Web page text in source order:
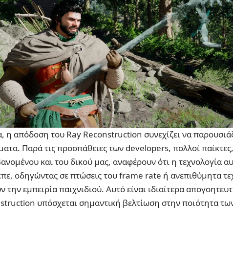
η απόδοση του Ray Reconstruction συνεχίζει να
Παρά τις προσπάθειες των developers, πολλοί παίκτες,
και του δικού μας, αναφέρουν ότι η τεχνολογία
οδηγώντας σε πτώσεις του frame rate ή ανεπιθύμητα
την εμπειρία παιχνιδιού. Αυτό είναι ιδιαίτερα
υπόσχεται σημαντική βελτίωση στην ποιότητα